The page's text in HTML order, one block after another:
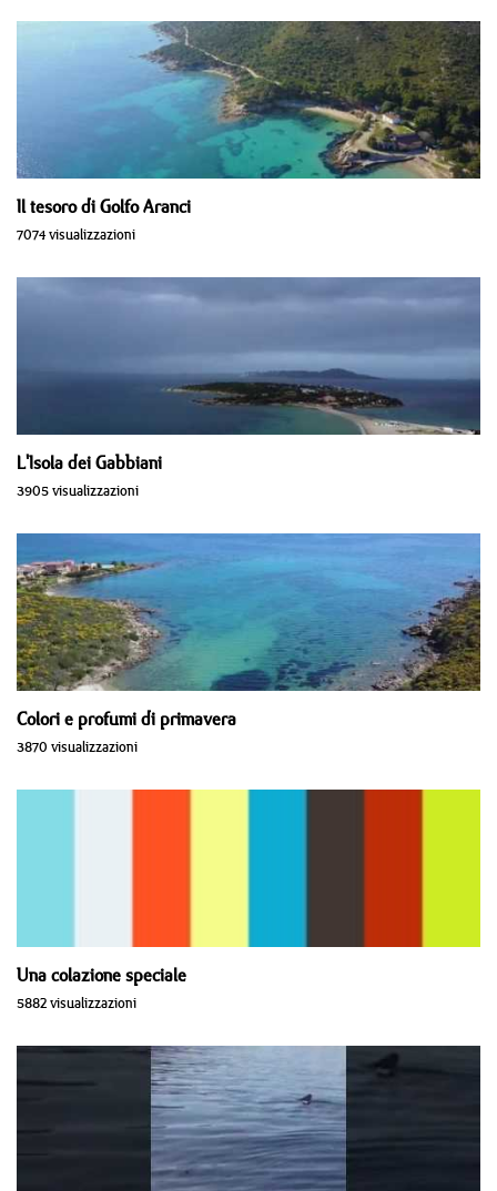
Il tesoro di Golfo Aranci
7074 visualizzazioni
L'Isola dei Gabbiani
3905 visualizzazioni
Colori e profumi di primavera
3870 visualizzazioni
Una colazione speciale
5882 visualizzazioni